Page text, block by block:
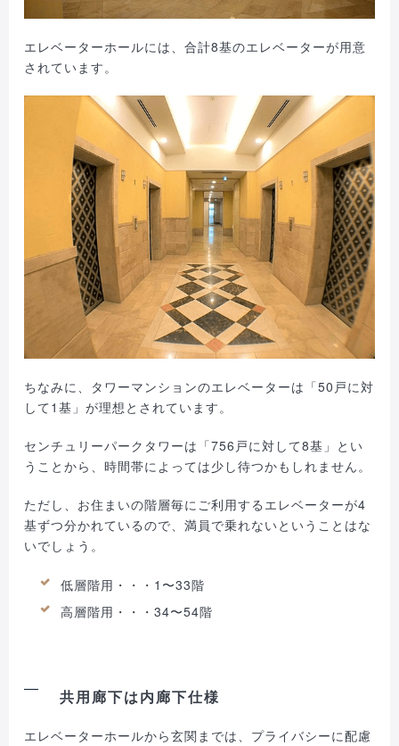
エレベーターホールには、合計8基のエレベーターが用意
されています。
ちなみに、タワーマンションのエレベーターは「50戸に対
して1基」が理想とされています。
センチュリーパークタワーは「756戸に対して8基」とい
うことから、時間帯によっては少し待つかもしれません。
ただし、お住まいの階層毎にご利用するエレベーターが4
基ずつ分かれているので、満員で乗れないということはな
いでしょう。
低層階用・・・1〜33階
高層階用・・・34〜54階
共用廊下は内廊下仕様
エレベーターホールから玄関までは、プライバシーに配慮